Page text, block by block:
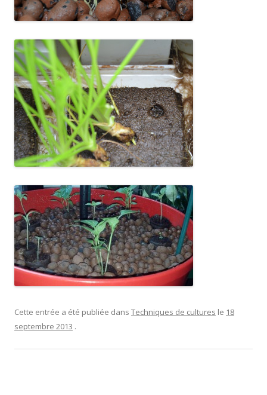
Cette entrée a été publiée dans Techniques de cultures le 18
septembre 2013 .